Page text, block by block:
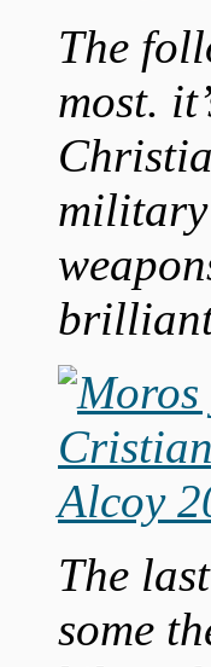
The
most.
brilliant
The
some